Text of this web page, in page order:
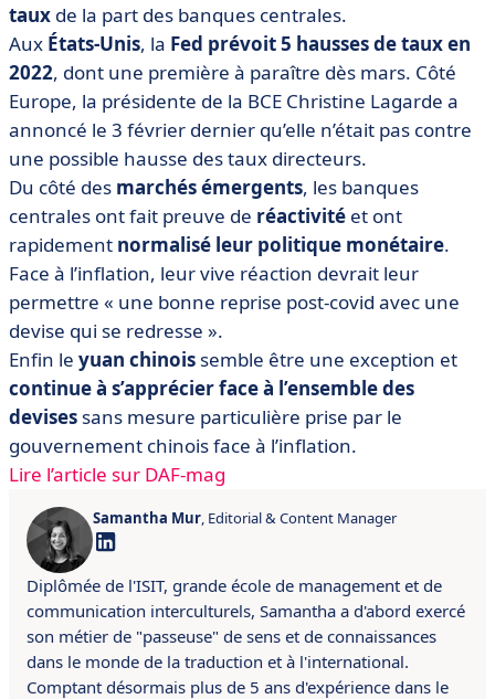
taux de la part des banques centrales.
Aux États-Unis, la Fed prévoit 5 hausses de taux en
2022, dont une première à paraître dès mars. Côté
Europe, la présidente de la BCE Christine Lagarde a
annoncé le 3 février dernier qu’elle n’était pas contre
une possible hausse des taux directeurs.
Du côté des marchés émergents, les banques
centrales ont fait preuve de réactivité et ont
rapidement normalisé leur politique monétaire.
Face à l’inflation, leur vive réaction devrait leur
permettre « une bonne reprise post-covid avec une
devise qui se redresse ».
Enfin le yuan chinois semble être une exception et
continue à s’apprécier face à l’ensemble des
devises sans mesure particulière prise par le
gouvernement chinois face à l’inflation.
Lire l’article sur DAF-mag
Samantha Mur, Editorial & Content Manager
Diplômée de l'ISIT, grande école de management et de
communication interculturels, Samantha a d'abord exercé
son métier de "passeuse" de sens et de connaissances
dans le monde de la traduction et à l'international.
Comptant désormais plus de 5 ans d'expérience dans le